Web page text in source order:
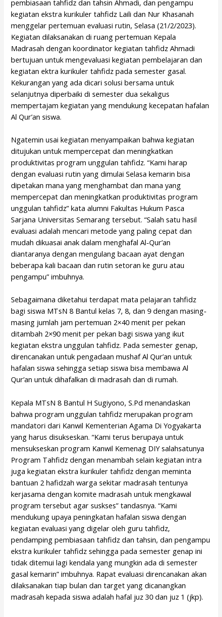
pembiasaan tahfidz dan tahsin Ahmadi, dan pengampu
kegiatan ekstra kurikuler tahfidz Laili dan Nur Khasanah
menggelar pertemuan evaluasi rutin, Selasa (21/2/2023).
Kegiatan dilaksanakan di ruang pertemuan Kepala
Madrasah dengan koordinator kegiatan tahfidz Ahmadi
bertujuan untuk mengevaluasi kegiatan pembelajaran dan
kegiatan ektra kurikuler tahfidz pada semester gasal.
Kekurangan yang ada dicari solusi bersama untuk
selanjutnya diperbaiki di semester dua sekaligus
mempertajam kegiatan yang mendukung kecepatan hafalan
Al Qur’an siswa.
Ngatemin usai kegiatan menyampaikan bahwa kegiatan
ditujukan untuk mempercepat dan meningkatkan
produktivitas program unggulan tahfidz. “Kami harap
dengan evaluasi rutin yang dimulai Selasa kemarin bisa
dipetakan mana yang menghambat dan mana yang
mempercepat dan meningkatkan produktivitas program
unggulan tahfidz” kata alumni Fakultas Hukum Pasca
Sarjana Universitas Semarang tersebut. “Salah satu hasil
evaluasi adalah mencari metode yang paling cepat dan
mudah dikuasai anak dalam menghafal Al-Qur’an
diantaranya dengan mengulang bacaan ayat dengan
beberapa kali bacaan dan rutin setoran ke guru atau
pengampu” imbuhnya.
Sebagaimana diketahui terdapat mata pelajaran tahfidz
bagi siswa MTsN 8 Bantul kelas 7, 8, dan 9 dengan masing-
masing jumlah jam pertemuan 2×40 menit per pekan
ditambah 2×90 menit per pekan bagi siswa yang ikut
kegiatan ekstra unggulan tahfidz. Pada semester genap,
direncanakan untuk pengadaan mushaf Al Qur’an untuk
hafalan siswa sehingga setiap siswa bisa membawa Al
Qur’an untuk dihafalkan di madrasah dan di rumah.
Kepala MTsN 8 Bantul H Sugiyono, S.Pd menandaskan
bahwa program unggulan tahfidz merupakan program
mandatori dari Kanwil Kementerian Agama Di Yogyakarta
yang harus disukseskan. “Kami terus berupaya untuk
mensukseskan program Kanwil Kemenag DIY salahsatunya
Program Tahfidz dengan menambah selain kegiatan intra
juga kegiatan ekstra kurikuler tahfidz dengan meminta
bantuan 2 hafidzah warga sekitar madrasah tentunya
kerjasama dengan komite madrasah untuk mengkawal
program tersebut agar suskses” tandasnya. “Kami
mendukung upaya peningkatan hafalan siswa dengan
kegiatan evaluasi yang digelar oleh guru tahfidz,
pendamping pembiasaan tahfidz dan tahsin, dan pengampu
ekstra kurikuler tahfidz sehingga pada semester genap ini
tidak ditemui lagi kendala yang mungkin ada di semester
gasal kemarin” imbuhnya. Rapat evaluasi direncanakan akan
dilaksanakan tiap bulan dan target yang dicanangkan
madrasah kepada siswa adalah hafal juz 30 dan juz 1 (jkp).